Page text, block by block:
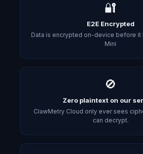
🔐
E2E Encrypted
Data is encrypted on-device before it
Mini
🚫
Zero plaintext on our
ClawMetry Cloud only ever sees
can decrypt.